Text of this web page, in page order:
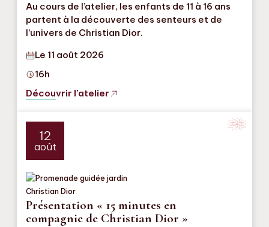
Au cours de l’atelier, les enfants de 11 à 16 ans
partent à la découverte des senteurs et de
l’univers de Christian Dior.
Le 11 août 2026
16h
Découvrir l’atelier
12
août
Présentation « 15 minutes en
compagnie de Christian Dior »